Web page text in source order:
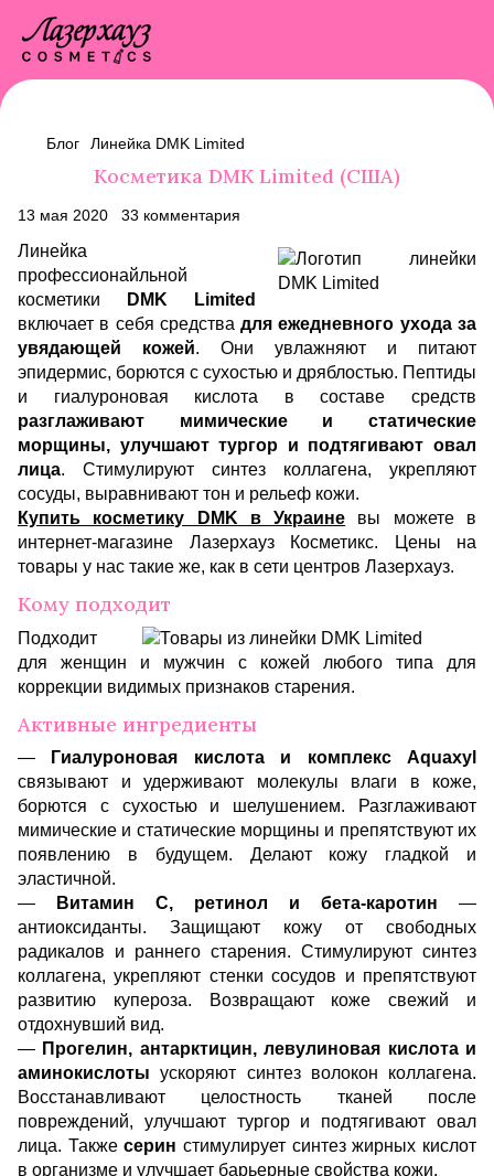
Блог Линейка DMK Limited
Косметика DMK Limited (США)
13 мая 2020 33 комментария
Линейка
профессионайльной
косметики
DMK Limited
включает в себя средствадля ежедневного ухода за
увядающей кожей. Они увлажняют и питают
эпидермис, борются с сухостью и дряблостью. Пептиды
и гиалуроновая кислота в составе средств
разглаживают мимические и статические
морщины, улучшают тургор и подтягивают овал
лица. Стимулируют синтез коллагена, укрепляют
сосуды, выравнивают тон и рельеф кожи.
Купить косметику DMK в Украине вы можете в
интернет-магазине Лазерхауз Косметикс. Цены на
товары у нас такие же, как в сети центров Лазерхауз.
Кому подходит
Подходит
для женщин и мужчин с кожей любого типа для
коррекции видимых признаков старения.
Активные ингредиенты
—
Гиалуроновая кислота и комплекс Aquaxyl
связывают и удерживают молекулы влаги в коже,
борются с сухостью и шелушением. Разглаживают
мимические и статические морщины и препятствуют их
появлению в будущем. Делают кожу гладкой и
эластичной.
—
Витамин C, ретинол и бета-каротин —
антиоксиданты. Защищают кожу от свободных
радикалов и раннего старения. Стимулируют синтез
коллагена, укрепляют стенки сосудов и препятствуют
развитию купероза. Возвращают коже свежий и
отдохнувший вид.
— Прогелин, антарктицин, левулиновая кислота и
аминокислоты ускоряют синтез волокон коллагена.
Восстанавливают целостность тканей после
повреждений, улучшают тургор и подтягивают овал
лица. Такжесерин стимулирует синтез жирных кислот
в организме и улучшает барьерные свойства кожи.